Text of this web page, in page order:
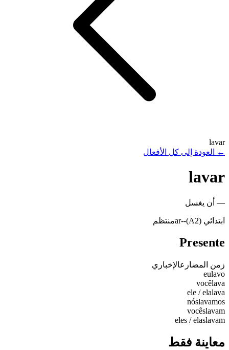
lavar
←
العودة إلى كل الأفعال
lavar
— أن يغسل
ابتدائي (A2) -
-ar منتظم
Presente
زمن المضارعالإخباري
eulavo
vocêlava
ele / elalava
nóslavamos
vocêslavam
eles / elaslavam
معاينة فقط